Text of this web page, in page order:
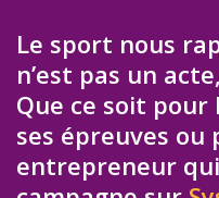
Le sport nous
n’est pas un
Que ce soit pour
ses épreuves ou
entrepreneur